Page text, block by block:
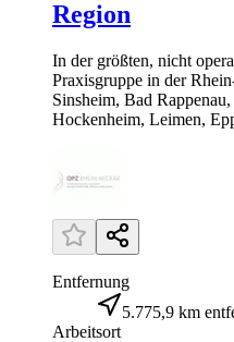
Region
In der größten, nicht
Praxisgruppe in der
Sinsheim, Bad
Hockenheim, Leimen,
Entfernung
5.775,9 km
Arbeitsort